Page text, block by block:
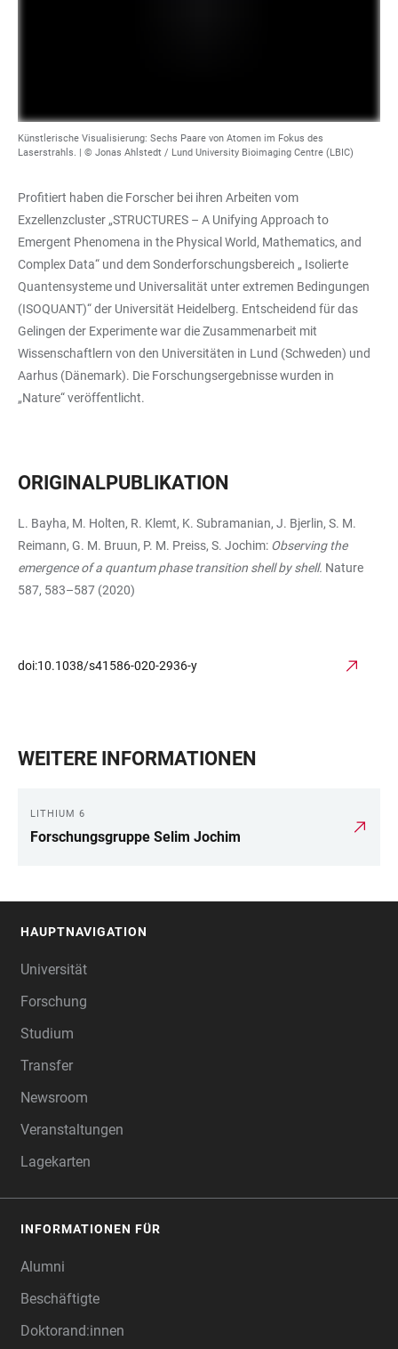
Künstlerische Visualisierung: Sechs Paare von Atomen im Fokus des
Laserstrahls. | © Jonas Ahlstedt / Lund University Bioimaging Centre (LBIC)
Profitiert haben die Forscher bei ihren Arbeiten vom
Exzellenzcluster „STRUCTURES – A Unifying Approach to
Emergent Phenomena in the Physical World, Mathematics, and
Complex Data“ und dem Sonderforschungsbereich „ Isolierte
Quantensysteme und Universalität unter extremen Bedingungen
(ISOQUANT)“ der Universität Heidelberg. Entscheidend für das
Gelingen der Experimente war die Zusammenarbeit mit
Wissenschaftlern von den Universitäten in Lund (Schweden) und
Aarhus (Dänemark). Die Forschungsergebnisse wurden in
„Nature“ veröffentlicht.
ORIGINALPUBLIKATION
L. Bayha, M. Holten, R. Klemt, K. Subramanian, J. Bjerlin, S. M.
Reimann, G. M. Bruun, P. M. Preiss, S. Jochim: Observing the
emergence of a quantum phase transition shell by shell. Nature
587, 583–587 (2020)
doi:10.1038/s41586-020-2936-y
WEITERE INFORMATIONEN
LITHIUM 6
Forschungsgruppe Selim Jochim
HAUPTNAVIGATION
Universität
Forschung
Studium
Transfer
Newsroom
Veranstaltungen
Lagekarten
INFORMATIONEN FÜR
Alumni
Beschäftigte
Doktorand:innen